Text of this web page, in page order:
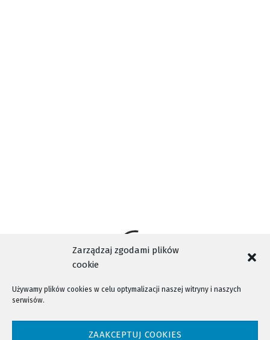
Zarządzaj zgodami plików
cookie
Używamy plików cookies w celu optymalizacji naszej witryny i naszych
serwisów.
ZAAKCEPTUJ COOKIES
NTV - Nasza Telewizja Sądecka © 2023 Wszystkie prawa zastrzeżone!